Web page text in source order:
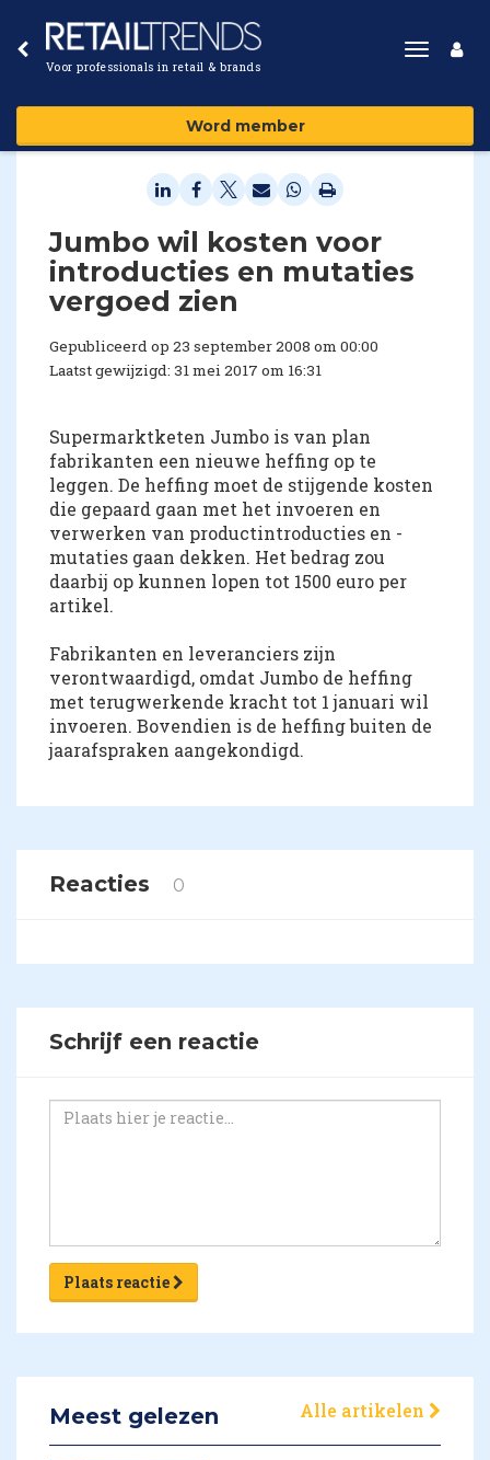
Voor professionals in retail & brands
Toggle
Word member
Jumbo wil kosten voor
introducties en mutaties
vergoed zien
Gepubliceerd op 23 september 2008 om 00:00
Laatst gewijzigd: 31 mei 2017 om 16:31
Supermarktketen Jumbo is van plan
fabrikanten een nieuwe heffing op te
leggen. De heffing moet de stijgende kosten
die gepaard gaan met het invoeren en
verwerken van productintroducties en -
mutaties gaan dekken. Het bedrag zou
daarbij op kunnen lopen tot 1500 euro per
artikel.
Fabrikanten en leveranciers zijn
verontwaardigd, omdat Jumbo de heffing
met terugwerkende kracht tot 1 januari wil
invoeren. Bovendien is de heffing buiten de
jaarafspraken aangekondigd.
Reacties 0
Schrijf een reactie
Plaats reactie
Meest gelezen Alle artikelen